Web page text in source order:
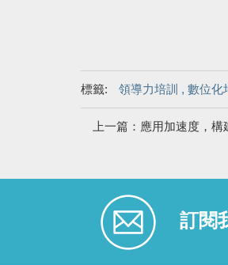
標籤: 領導力培訓 , 數位化
訂閱